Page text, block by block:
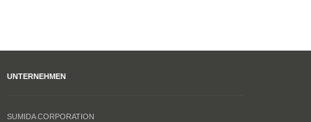
UNTERNEHMEN
SUMIDA CORPORATION